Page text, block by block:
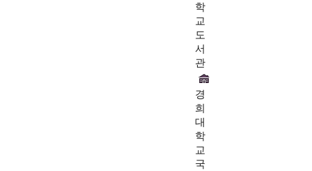
학
교
도
서
관
경
희
대
학
교
국